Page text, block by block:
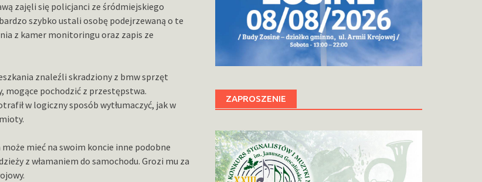
zajęli się policjanci ze śródmiejskiego
szybko ustali osobę podejrzewaną o te
z kamer monitoringu oraz zapis ze
znaleźli skradziony z bmw sprzęt
mogące pochodzić z przestępstwa.
w logiczny sposób wytłumaczyć, jak w
mieć na swoim koncie inne podobne
z włamaniem do samochodu. Grozi mu za
ZAPROSZENIE